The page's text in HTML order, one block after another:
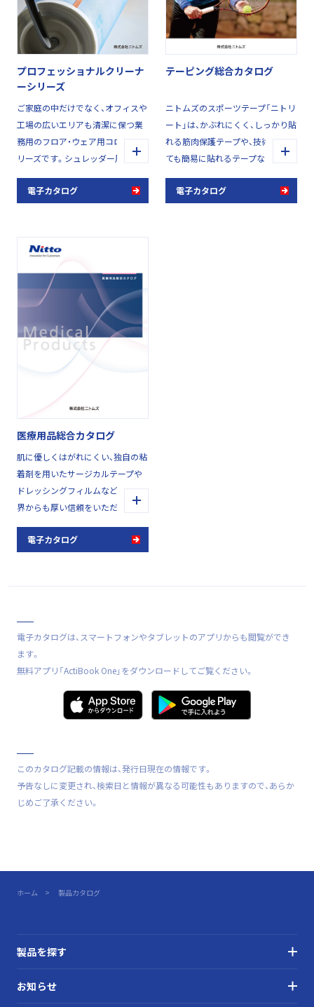
プロフェッショナルクリーナ
ーシリーズ
ご家庭の中だけでなく、オフィスや
工場の広いエリアも清潔に保つ業
務用のフロア・ウェア用コロコロシ
リーズです。シュレッダー周りやク
リーンルームの前室、学校・介護施
設のフロアなど、様々な場面に適し
電子カタログ
テーピング総合カタログ
ニトムズのスポーツテープ「ニトリ
ート」は、かぶれにくく、しっかり貼
れる筋肉保護テープや、技術がなく
ても簡易に貼れるテープなど、豊富
なラインナップを取り揃えていま
す。一流のアスリートからスポー
電子カタログ
医療用品総合カタログ
肌に優しくはがれにくい、独自の粘
着剤を用いたサージカルテープや
ドレッシングフィルムなど、医療業
界からも厚い信頼をいただく医療
用品シリーズです。医療や介護に関
わるプロフェッショナルとケアを
電子カタログ
電子カタログは、スマートフォンやタブレットのアプリからも閲覧ができ
ます。
無料アプリ「ActiBook One」をダウンロードしてご覧ください。
このカタログ記載の情報は、発行日現在の情報です。
予告なしに変更され、検索日と情報が異なる可能性もありますので、あらか
じめご了承ください。
ホーム 製品カタログ
製品を探す
お知らせ